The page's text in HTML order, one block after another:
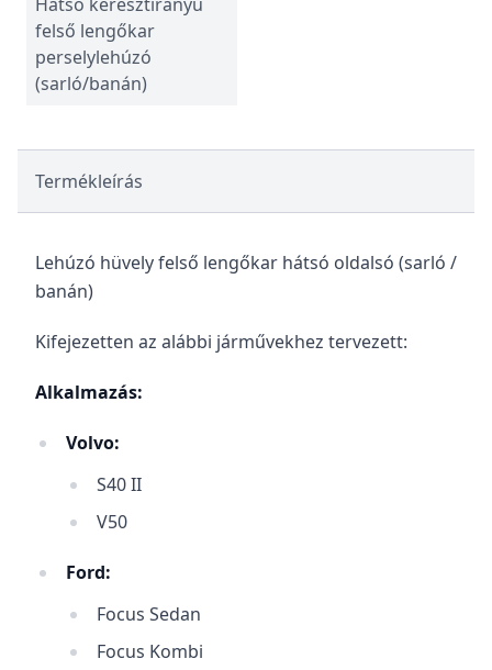
felső lengőkar
perselylehúzó
(sarló/banán)
Termékleírás
Lehúzó hüvely felső lengőkar hátsó oldalsó (sarló /
banán)
Kifejezetten az alábbi járművekhez tervezett:
Alkalmazás:
Volvo:
S40 II
V50
Ford:
Focus Sedan
Focus Kombi